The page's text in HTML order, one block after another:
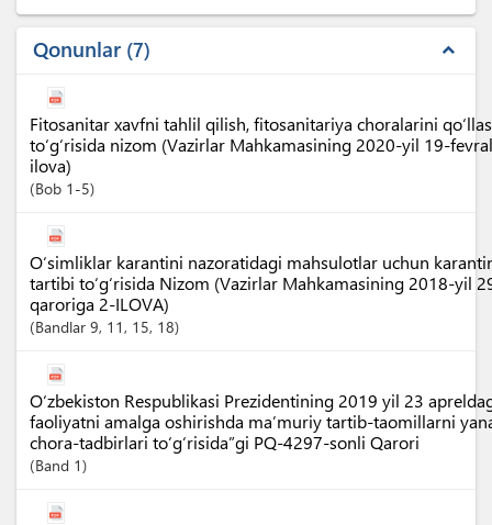
Qonunlar 7 expand_less
Fitosanitar xavfni tahlil qilish, fitosanitariya choralarini
to‘g‘risida nizom (Vazirlar Mahkamasining 2020-yil 19-
ilova)
Bob 1-5
O‘simliklar karantini nazoratidagi mahsulotlar uchun
tartibi to‘g‘risida Nizom (Vazirlar Mahkamasining 2018-yil
qaroriga 2-ILOVA)
Bandlar 9, 11 , 15, 18
O‘zbekiston Respublikasi Prezidentining 2019 yil 23
faoliyatni amalga oshirishda ma’muriy tartib-taomillarni
chora-tadbirlari to‘g‘risida”gi PQ-4297-sonli Qarori
Band 1